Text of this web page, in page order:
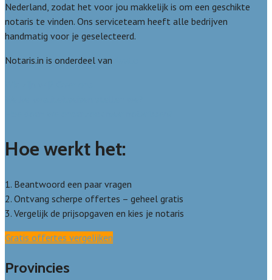
Nederland, zodat het voor jou makkelijk is om een geschikte
notaris te vinden. Ons serviceteam heeft alle bedrijven
handmatig voor je geselecteerd.
Notaris.in is onderdeel van
Hoe werkt het:
1. Beantwoord een paar vragen
2. Ontvang scherpe offertes – geheel gratis
3. Vergelijk de prijsopgaven en kies je notaris
Gratis offertes vergelijken
Provincies